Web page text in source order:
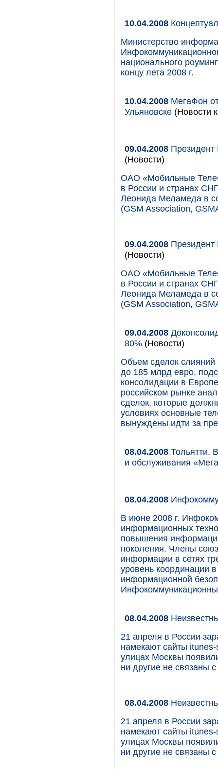
10.04.2008
Министерство
национального
концу лета 2008 г.
10.04.2008 МегаФон
Ульяновске (Новости
09.04.2008
(Новости)
ОАО «Мобильные
в России и странах
Леонида Меламеда в
(GSM Association,
09.04.2008
(Новости)
ОАО «Мобильные
в России и странах
Леонида Меламеда в
(GSM Association,
09.04.2008
80% (Новости)
Объем сделок слияний
до 185 млрд евро,
консолидации в
российском рынке
сделок, которые
условиях основные
вынуждены идти за
08.04.2008 Тольятти.
и обслуживания
08.04.2008
В июне 2008 г.
информационных
повышения
поколения. Члены
информации в сетях
уровень координации
информационной
08.04.2008
21 апреля в России
намекают сайты
улицах Москвы
ни другие не связаны
08.04.2008
21 апреля в России
намекают сайты
улицах Москвы
ни другие не связаны